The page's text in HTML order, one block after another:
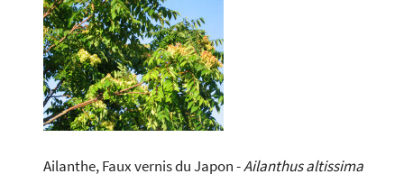
Ailanthe, Faux vernis du Japon -Ailanthus altissima